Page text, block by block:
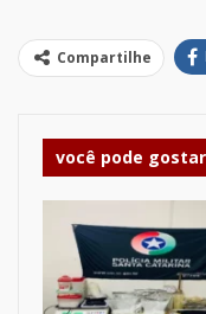
Compartilhe
você pode